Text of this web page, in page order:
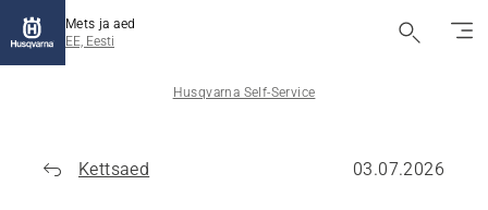
Mets ja aed
EE, Eesti
Husqvarna Self-Service
Kettsaed 03.07.2026